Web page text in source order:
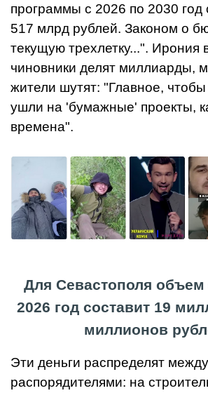
программы с 2026 по 2030 год
517 млрд рублей. Законом о
текущую трехлетку...". Ирония
чиновники делят миллиарды,
жители шутят: "Главное, чтобы
ушли на 'бумажные' проекты,
времена".
Для Севастополя объем
2026 год составит 19
миллионов
Эти деньги распределят
распорядителями: на